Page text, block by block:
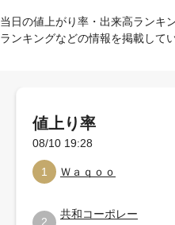
当日の値上がり率・出来高ランキ
ランキングなどの情報を掲載してい